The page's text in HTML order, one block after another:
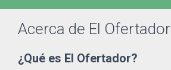
Acerca de El Ofertador
¿Qué es El Ofertador?